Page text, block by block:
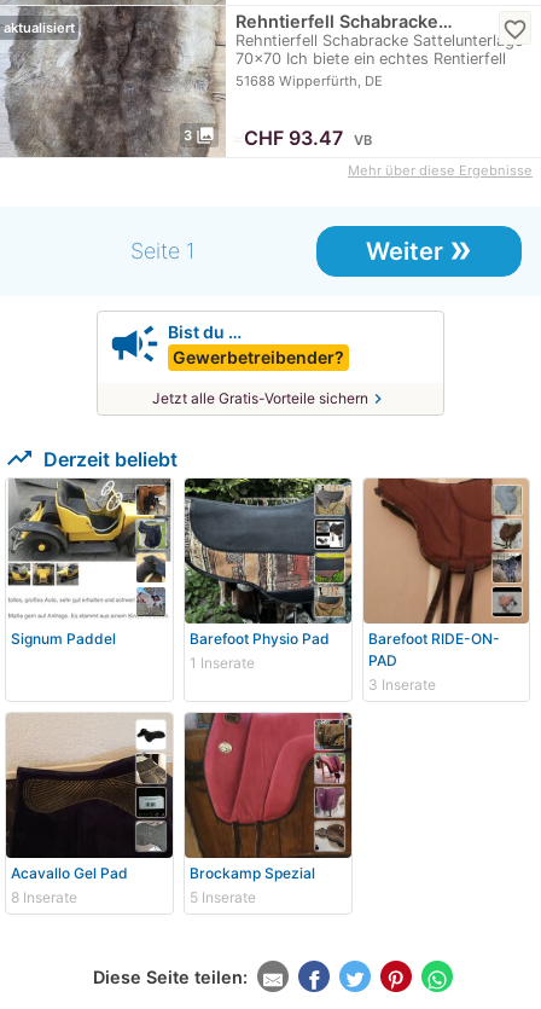
3 photo_library
aktualisiert Rehntierfell Schabracke…
Rehntierfell Schabracke Sattelunterlage
70x70 Ich biete ein echtes Rentierfell
zum…
51688 Wipperfürth, DE
favorite_border
CHF 93.47
VB
Mehr über diese Ergebnisse
Seite 1 Weiter »
campaign Bist du …
Gewerbetreibender?
Jetzt alle Gratis-Vorteile sichern chevron_right
trending_up Derzeit beliebt
Signum Paddel
Barefoot Physio Pad
1 Inserate
Barefoot RIDE-ON-
PAD
3 Inserate
Acavallo Gel Pad
8 Inserate
Brockamp Spezial
5 Inserate
Diese Seite teilen: